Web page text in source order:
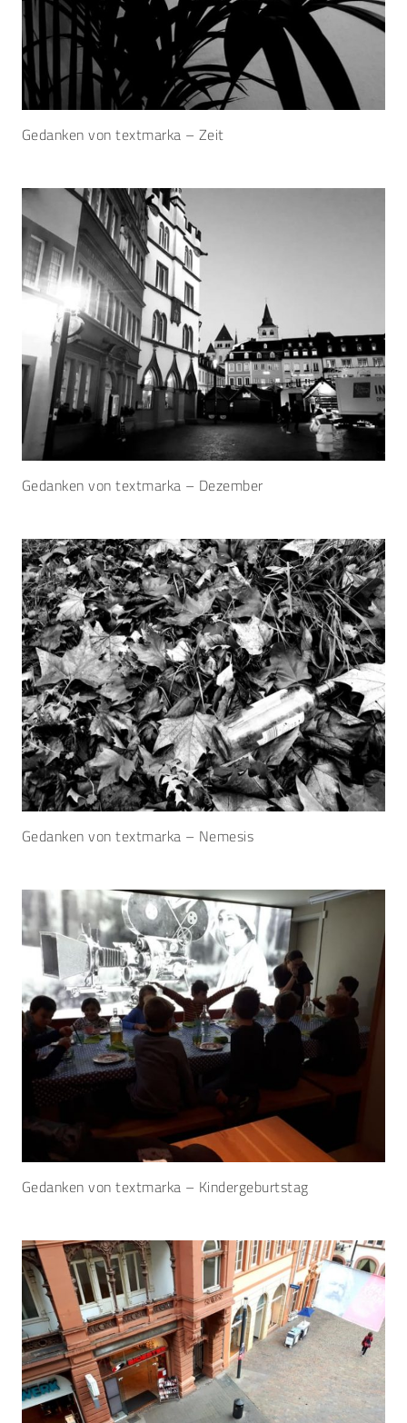
Gedanken von textmarka – Zeit
Gedanken von textmarka – Dezember
Gedanken von textmarka – Nemesis
Gedanken von textmarka – Kindergeburtstag